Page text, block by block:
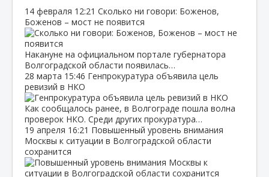
14 февраля 12:21 Сколько ни говори: Боженов,
Боженов – мост не появится
Накануне на официальном портале губернатора
Волгоградской области появилась…
28 марта 15:46 Генпрокуратура объявила цель
ревизий в НКО
Как сообщалось ранее, в Волгограде пошла волна
проверок НКО. Среди других прокуратура…
19 апреля 16:21 Повышенный уровень внимания
Москвы к ситуации в Волгоградской области
сохранится